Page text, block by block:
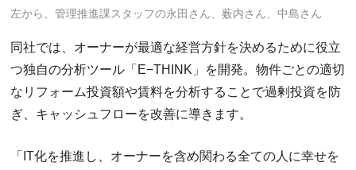
左から、管理推進課スタッフの永田さん、薮内さん、中島さん
同社では、オーナーが最適な経営方針を決めるために役立
つ独自の分析ツール「E−THINK」を開発。物件ごとの適切
なリフォーム投資額や賃料を分析することで過剰投資を防
ぎ、キャッシュフローを改善に導きます。
「IT化を推進し、オーナーを含め関わる全ての人に幸せを